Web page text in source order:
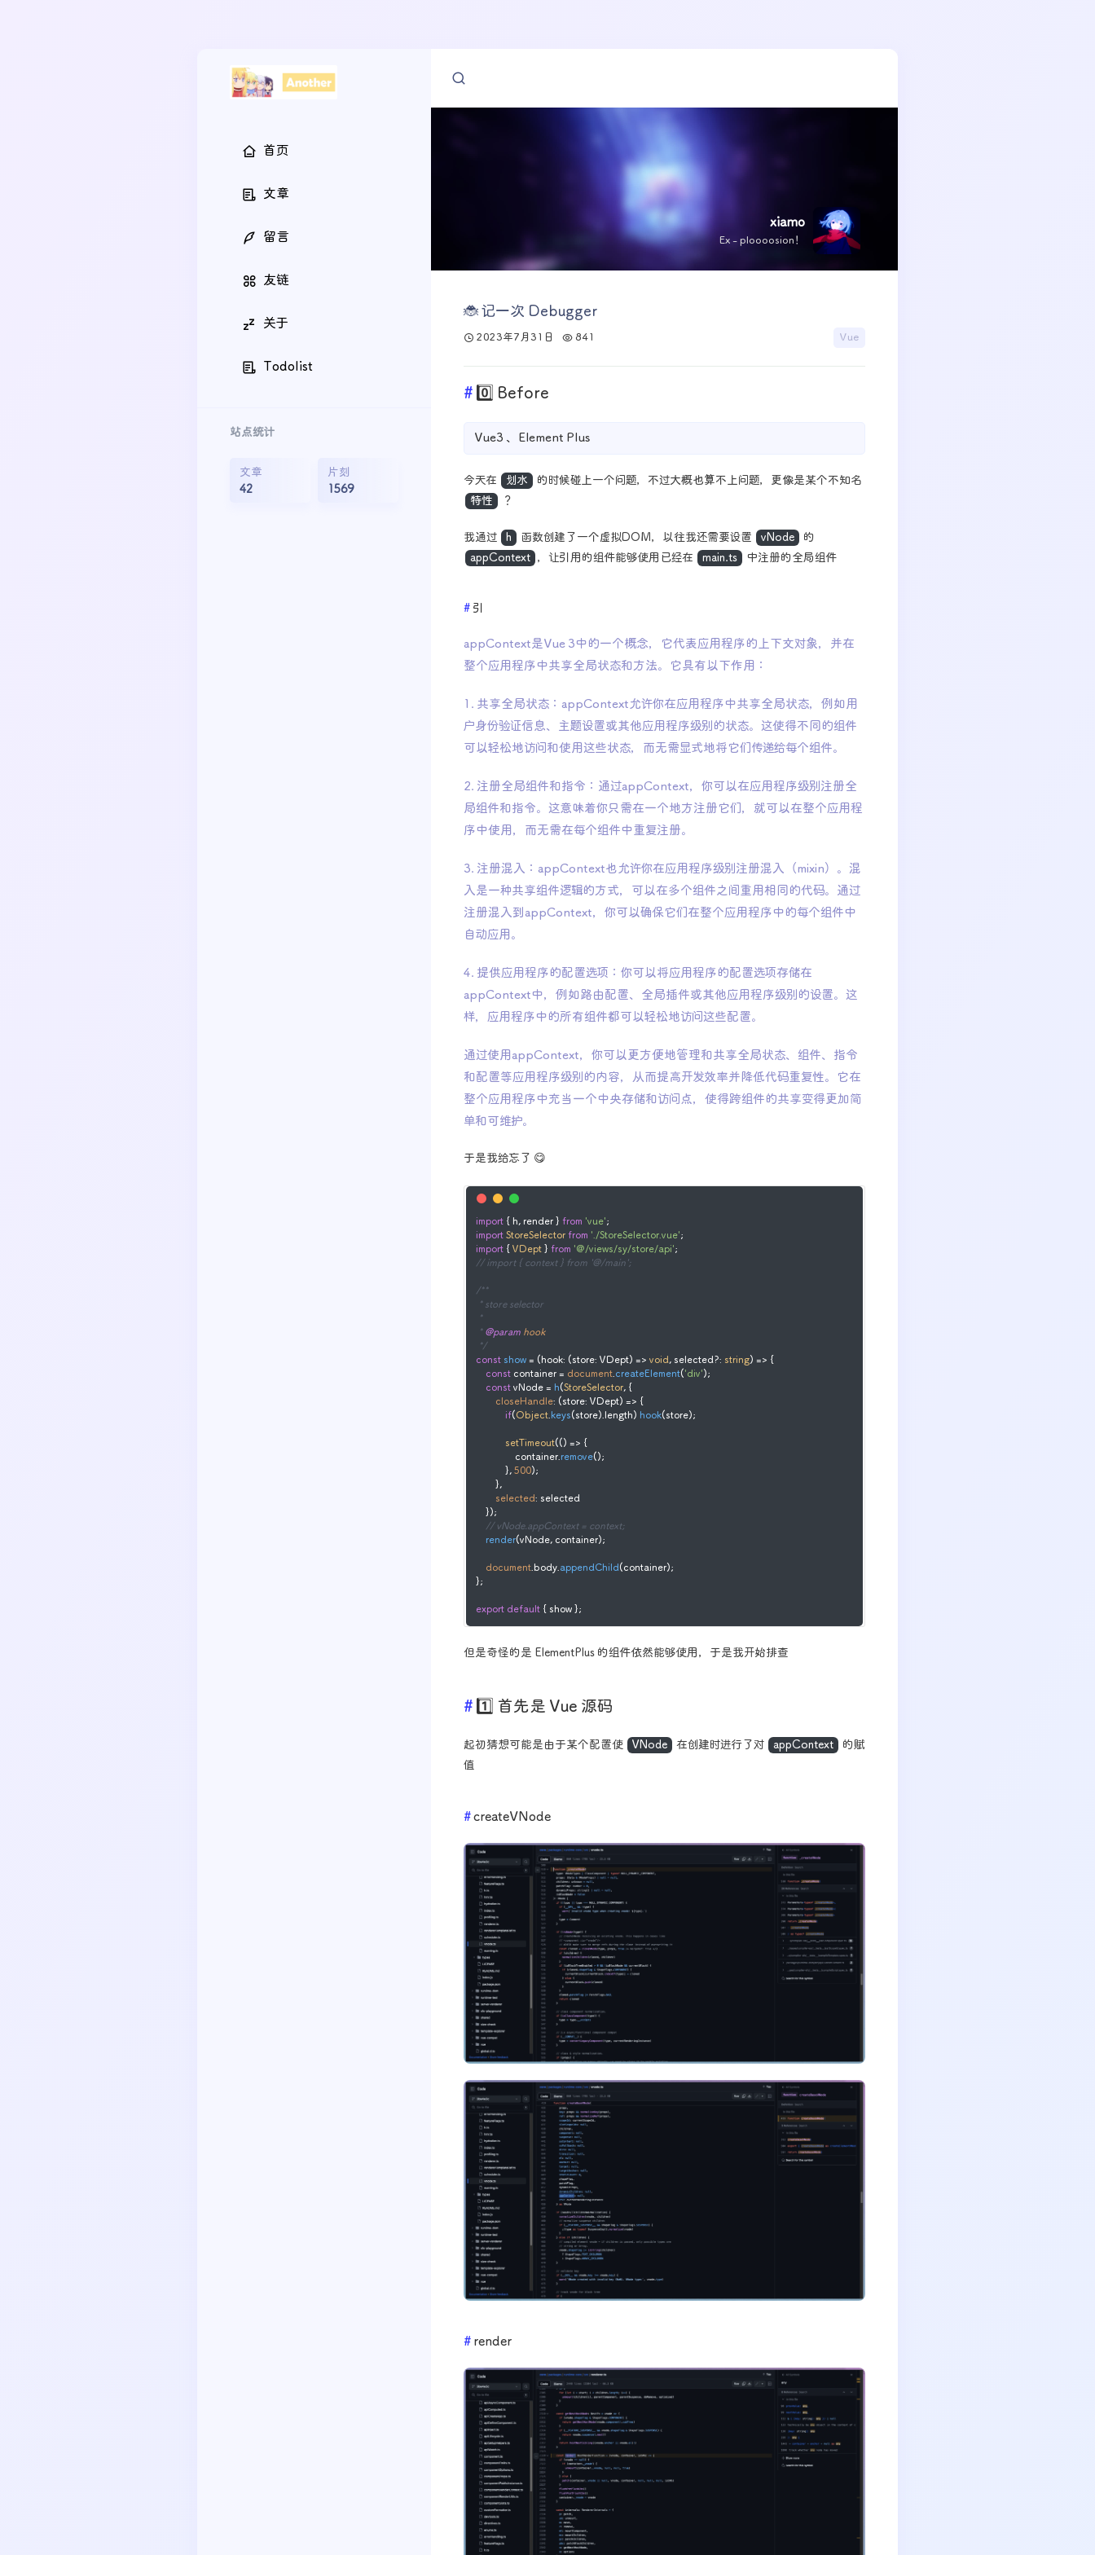
首页
文章
留言
友链
关于
Todolist
站点统计
文章
42
片刻
1569
xiamo
Ex - ploooosion！
🐞 记一次 Debugger
2023年7月31日 841 Vue
0️⃣ Before
Vue3 、Element Plus
今天在 划水
的时候碰上一个问题，不过大概也算不上问题，更像是某个不知名
特性
？
我通过 h 函数创建了一个虚拟DOM，以往我还需要设置 vNode
的
appContext ，让引用的组件能够使用已经在 main.ts 中注册的全局组件
引
appContext是Vue 3中的一个概念，它代表应用程序的上下文对象，并在
整个应用程序中共享全局状态和方法。它具有以下作用：
1. 共享全局状态：appContext允许你在应用程序中共享全局状态，例如用
户身份验证信息、主题设置或其他应用程序级别的状态。这使得不同的组件
可以轻松地访问和使用这些状态，而无需显式地将它们传递给每个组件。
2. 注册全局组件和指令：通过appContext，你可以在应用程序级别注册全
局组件和指令。这意味着你只需在一个地方注册它们，就可以在整个应用程
序中使用，而无需在每个组件中重复注册。
3. 注册混入：appContext也允许你在应用程序级别注册混入（mixin）。混
入是一种共享组件逻辑的方式，可以在多个组件之间重用相同的代码。通过
注册混入到appContext，你可以确保它们在整个应用程序中的每个组件中
自动应用。
4. 提供应用程序的配置选项：你可以将应用程序的配置选项存储在
appContext中，例如路由配置、全局插件或其他应用程序级别的设置。这
样，应用程序中的所有组件都可以轻松地访问这些配置。
通过使用appContext，你可以更方便地管理和共享全局状态、组件、指令
和配置等应用程序级别的内容，从而提高开发效率并降低代码重复性。它在
整个应用程序中充当一个中央存储和访问点，使得跨组件的共享变得更加简
单和可维护。
于是我给忘了 😋
import { h, render } from 'vue'
import StoreSelector from './StoreSelector.vue'
import { VDept } from '@/views/sy/store/api'
// import { context } from '@/main';
/**
* @param hook
*/
const show = (hook: (store: VDept) => void, selected?: string) => {
const container = document.createElement('div');
const vNode = h(StoreSelector, {
closeHandle: (store: VDept) => {
if(Object.keys(store).length) hook(store);
setTimeout(() => {
                container.
remove();
            },
500);
selected: selected
// vNode.appContext = context;
render(vNode, container);
document.body.appendChild(container);
};
export default { show };
但是奇怪的是 ElementPlus 的组件依然能够使用，于是我开始排查
1️⃣ 首先是 Vue 源码
起初猜想可能是由于某个配置使 VNode 在创建时进行了对 appContext
的赋
值
createVNode
render